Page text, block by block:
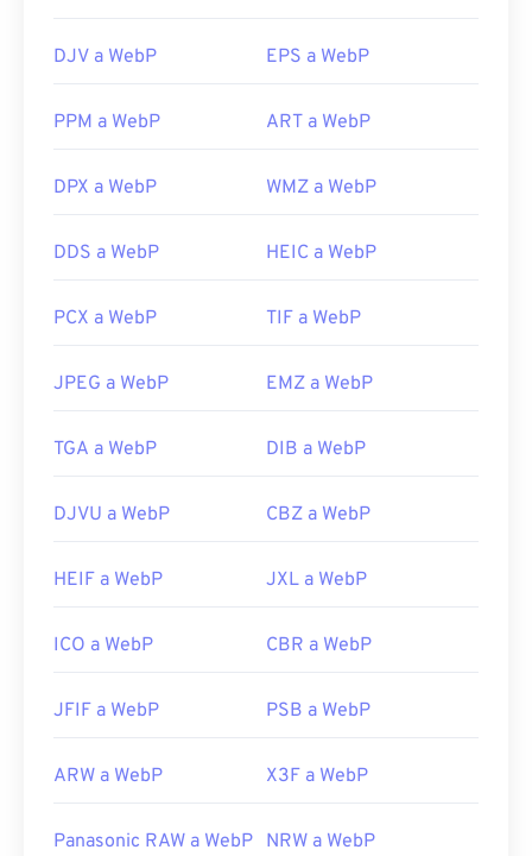
IrfanView,el Visor de Fotos de Windows
complementos para abrir WebP.
Lanzamiento inicial:
septiembre de 2010
compresión WebP
Utilice nuestro
Selector de color para elegir
DJV a WebP EPS a WebP
PPM a WebP ART a WebP
DPX a WebP WMZ a WebP
DDS a WebP HEIC a WebP
PCX a WebP TIF a WebP
JPEG a WebP EMZ a WebP
TGA a WebP DIB a WebP
DJVU a WebP CBZ a WebP
HEIF a WebP JXL a WebP
ICO a WebP CBR a WebP
JFIF a WebP PSB a WebP
ARW a WebP X3F a WebP
Panasonic RAW a WebP NRW a WebP